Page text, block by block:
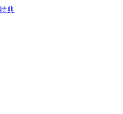
典